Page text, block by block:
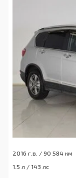
2016 г.в. / 90 584 км
1.5 л / 143 лс